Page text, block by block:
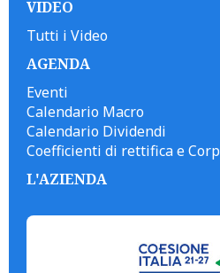
VIDEO
Tutti i Video
AGENDA
Eventi
Calendario Macro
Calendario Dividendi
Coefficienti di rettifica e
L'AZIENDA